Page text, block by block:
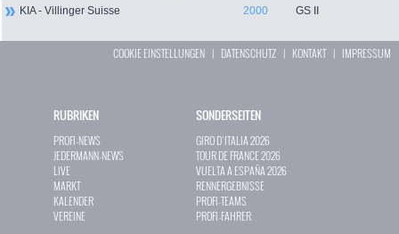
KIA - Villinger Suisse
2000 GS II
COOKIE EINSTELLUNGEN | DATENSCHUTZ | KONTAKT| IMPRESSUM
RUBRIKEN
PROFI-NEWS
JEDERMANN-NEWS
LIVE
MARKT
KALENDER
VEREINE
SONDERSEITEN
GIRO D`ITALIA 2026
TOUR DE FRANCE 2026
VUELTA A ESPAÑA 2026
RENNERGEBNISSE
PROFI-TEAMS
PROFI-FAHRER